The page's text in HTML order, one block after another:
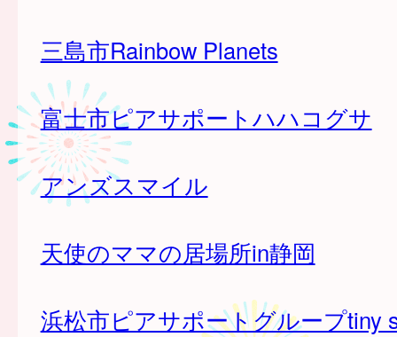
三島市Rainbow Planets
富士市ピアサポートハハコグサ
アンズスマイル
天使のママの居場所in静岡
浜松市ピアサポートグループtiny